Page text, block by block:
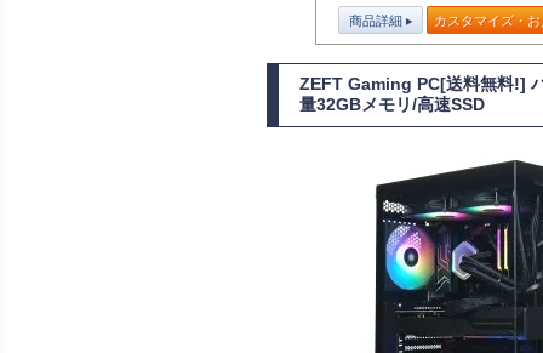
商品詳細 カスタマイズ・
ZEFT Gaming PC[送料無料!]
量32GBメモリ/高速SSD